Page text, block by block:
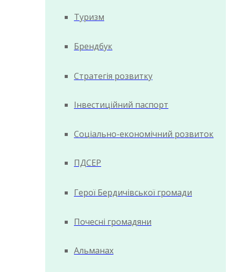
Туризм
Брендбук
Стратегія розвитку
Інвестиційний паспорт
Соціально-економічний розвиток
ПДСЕР
Герої Бердичівської громади
Почесні громадяни
Альманах